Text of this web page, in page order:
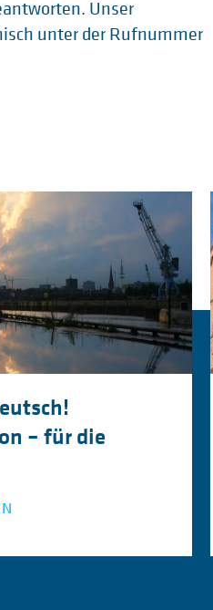
Unser
unter der Rufnummer
– für die